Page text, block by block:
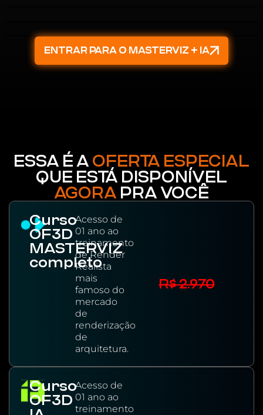
ENTRAR PARA O MASTERVIZ + IA
ESSA É A OFERTA ESPECIAL
QUE ESTÁ DISPONÍVEL
AGORA PRA VOCÊ
Curso
OF3D
MASTERVIZ
completo
Acesso de
01 ano ao
treinamento
de Render
Realista
mais
famoso do
mercado
de
renderização
de
arquitetura.
R$ 2.970
Curso
OF3D
Acesso de
01 ano ao
treinamento